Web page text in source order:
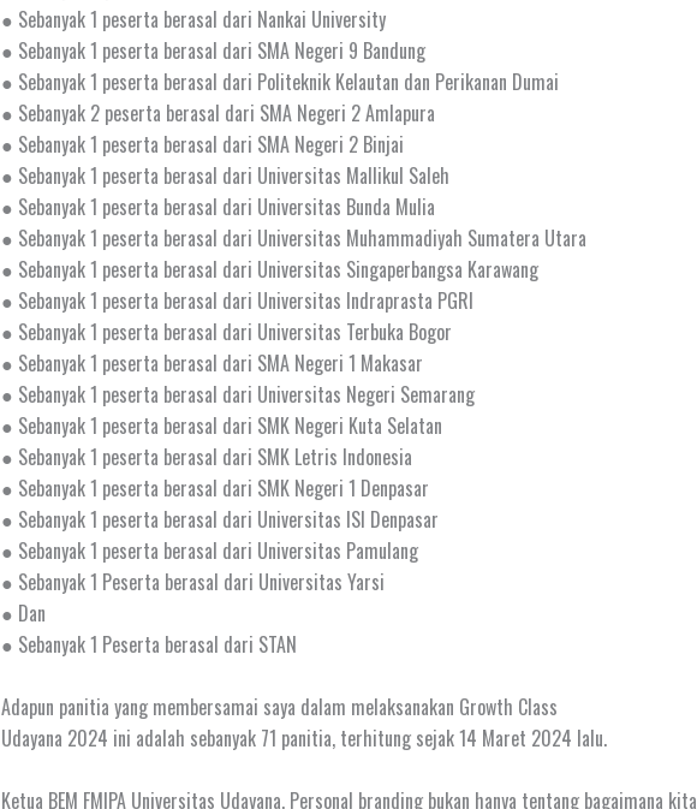
● Sebanyak 1 peserta berasal dari Nankai University
● Sebanyak 1 peserta berasal dari SMA Negeri 9 Bandung
● Sebanyak 1 peserta berasal dari Politeknik Kelautan dan Perikanan Dumai
● Sebanyak 2 peserta berasal dari SMA Negeri 2 Amlapura
● Sebanyak 1 peserta berasal dari SMA Negeri 2 Binjai
● Sebanyak 1 peserta berasal dari Universitas Mallikul Saleh
● Sebanyak 1 peserta berasal dari Universitas Bunda Mulia
● Sebanyak 1 peserta berasal dari Universitas Muhammadiyah Sumatera Utara
● Sebanyak 1 peserta berasal dari Universitas Singaperbangsa Karawang
● Sebanyak 1 peserta berasal dari Universitas Indraprasta PGRI
● Sebanyak 1 peserta berasal dari Universitas Terbuka Bogor
● Sebanyak 1 peserta berasal dari SMA Negeri 1 Makasar
● Sebanyak 1 peserta berasal dari Universitas Negeri Semarang
● Sebanyak 1 peserta berasal dari SMK Negeri Kuta Selatan
● Sebanyak 1 peserta berasal dari SMK Letris Indonesia
● Sebanyak 1 peserta berasal dari SMK Negeri 1 Denpasar
● Sebanyak 1 peserta berasal dari Universitas ISI Denpasar
● Sebanyak 1 peserta berasal dari Universitas Pamulang
● Sebanyak 1 Peserta berasal dari Universitas Yarsi
● Dan
● Sebanyak 1 Peserta berasal dari STAN
Adapun panitia yang membersamai saya dalam melaksanakan Growth Class
Udayana 2024 ini adalah sebanyak 71 panitia, terhitung sejak 14 Maret 2024 lalu.
Ketua BEM FMIPA Universitas Udayana, Personal branding bukan hanya tentang bagaimana kita